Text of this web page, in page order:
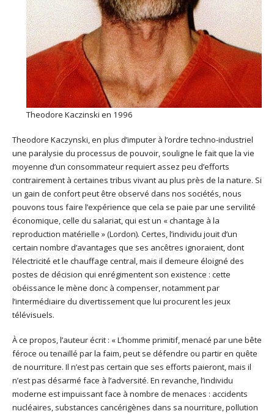
Theodore Kaczinski en 1996
Theodore Kaczynski, en plus d’imputer à l’ordre techno-industriel
une paralysie du processus de pouvoir, souligne le fait que la vie
moyenne d’un consommateur requiert assez peu d’efforts
contrairement à certaines tribus vivant au plus près de la nature. Si
un gain de confort peut être observé dans nos sociétés, nous
pouvons tous faire l’expérience que cela se paie par une servilité
économique, celle du salariat, qui est un « chantage à la
reproduction matérielle » (Lordon). Certes, l’individu jouit d’un
certain nombre d’avantages que ses ancêtres ignoraient, dont
l’électricité et le chauffage central, mais il demeure éloigné des
postes de décision qui enrégimentent son existence : cette
obéissance le mène donc à compenser, notamment par
l’intermédiaire du divertissement que lui procurent les jeux
télévisuels.
À ce propos, l’auteur écrit : « L’homme primitif, menacé par une bête
féroce ou tenaillé par la faim, peut se défendre ou partir en quête
de nourriture. Il n’est pas certain que ses efforts paieront, mais il
n’est pas désarmé face à l’adversité. En revanche, l’individu
moderne est impuissant face à nombre de menaces : accidents
nucléaires, substances cancérigènes dans sa nourriture, pollution